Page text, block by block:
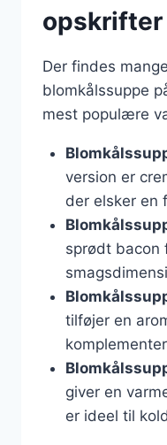
opskrifter
Der findes
blomkålssuppe
mest populære
version er
der elsker en
sprødt bacon
tilføjer en
giver en
er ideel til